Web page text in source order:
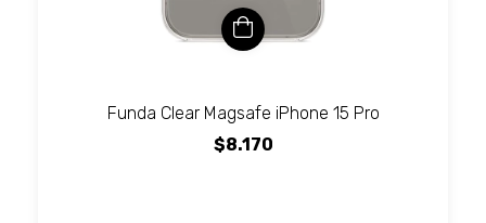
Funda Clear Magsafe iPhone 15 Pro
$8.170